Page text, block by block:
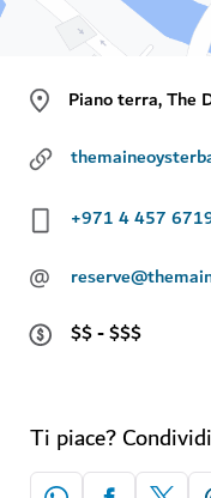
Piano terra, The
+971 4 457
@
$$ - $$$
Ti piace? Condividi